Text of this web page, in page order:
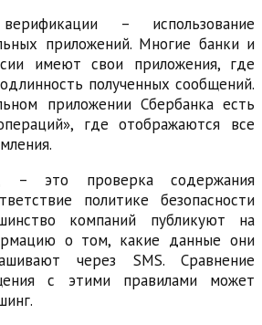
– использование
приложений. Многие банки и
имеют свои приложения, где
полученных сообщений.
приложении Сбербанка есть
где отображаются все
– это проверка содержания
политике безопасности
компаний публикуют на
о том, какие данные они
через SMS. Сравнение
с этими правилами может